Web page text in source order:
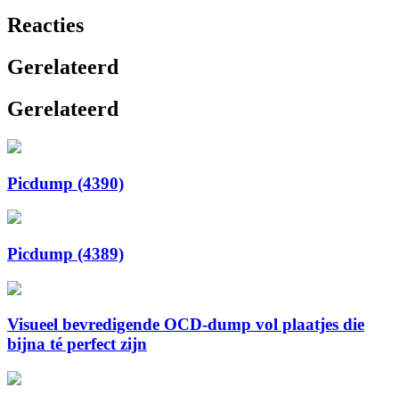
Reacties
Gerelateerd
Gerelateerd
Picdump (4390)
Picdump (4389)
Visueel bevredigende OCD-dump vol plaatjes die
bijna té perfect zijn